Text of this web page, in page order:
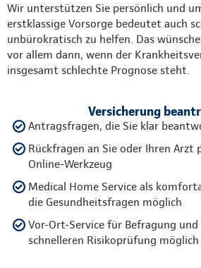
Wir unterstützen Sie persönlich und
erstklassige Vorsorge bedeutet auch
unbürokratisch zu helfen. Das
vor allem dann, wenn der
insgesamt schlechte Prognose steht.
Versicherung
Antragsfragen, die Sie klar
Rückfragen an Sie oder Ihren Arzt
Online-Werkzeug
Medical Home Service als
die Gesundheitsfragen möglich
Vor-Ort-Service für Befragung
schnelleren Risikoprüfung möglich